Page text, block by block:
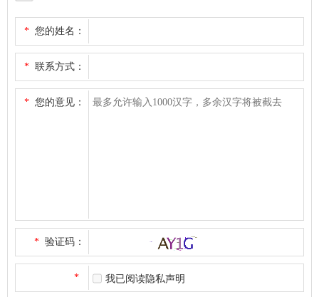
* 您的姓名：
* 联系方式：
* 您的意见：
* 验证码：
* 我已阅读隐私声明